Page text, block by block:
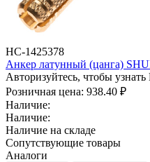
НС-1425378
Анкер латунный (цанга)
Авторизуйтесь, чтобы
Розничная цена: 938.40 ₽
Наличие:
Наличие:
Наличие на складе
Сопутствующие товары
Аналоги